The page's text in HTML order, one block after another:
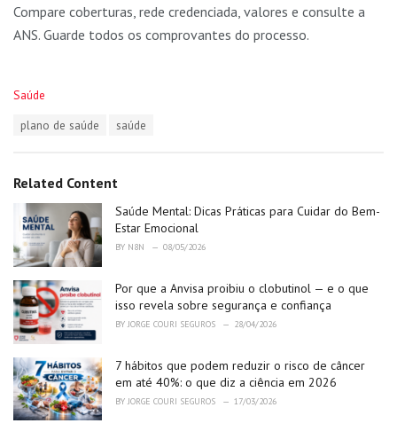
Compare coberturas, rede credenciada, valores e consulte a
ANS. Guarde todos os comprovantes do processo.
C
r
:
Saúde
:
plano de saúde saúde
Related Content
Saúde Mental: Dicas Práticas para Cuidar do Bem-
Estar Emocional
BY N8N 08/05/2026
Por que a Anvisa proibiu o clobutinol — e o que
isso revela sobre segurança e confiança
BY JORGE COURI SEGUROS 28/04/2026
7 hábitos que podem reduzir o risco de câncer
em até 40%: o que diz a ciência em 2026
BY JORGE COURI SEGUROS 17/03/2026